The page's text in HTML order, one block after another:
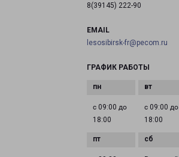
8(39145) 222-90
EMAIL
lesosibirsk-fr@pecom.ru
ГРАФИК РАБОТЫ
с 09:00 до
18:00
с 09:00 до
18:00